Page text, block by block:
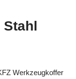
Stahl
Werkzeugkoffer